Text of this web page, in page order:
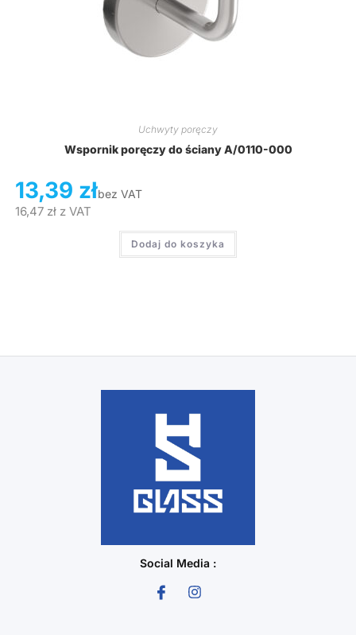
Uchwyty poręczy
Wspornik poręczy do ściany A/0110-000
13,39 złbez VAT
16,47 złz VAT
Dodaj do koszyka
Social Media :